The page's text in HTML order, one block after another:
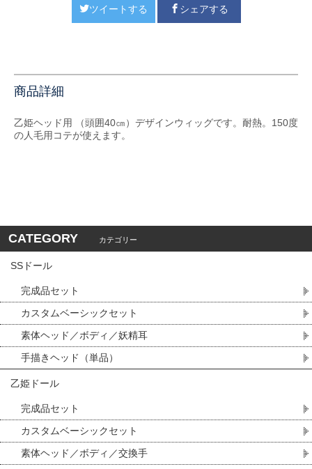
ツイートする シェアする
商品詳細
乙姫ヘッド用 （頭囲40㎝）デザインウィッグです。耐熱。150度
の人毛用コテが使えます。
CATEGORY カテゴリー
SSドール
完成品セット
カスタムベーシックセット
素体ヘッド／ボディ／妖精耳
手描きヘッド（単品）
乙姫ドール
完成品セット
カスタムベーシックセット
素体ヘッド／ボディ／交換手